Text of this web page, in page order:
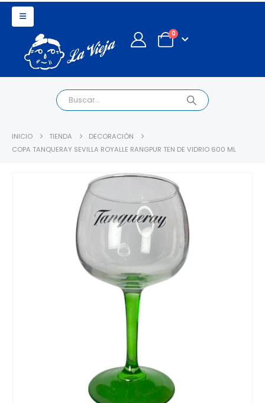
0
INICIO TIENDA
DECORACIÓN
COPA TANQUERAY SEVILLA ROYALLE RANGPUR TEN DE VIDRIO 600 ML